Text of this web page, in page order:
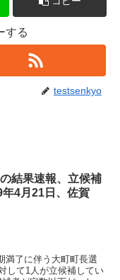
する
testsenkyo
結果速報、立候補
4月21日、佐賀
満了に伴う大町町長選
して1人が立候補してい